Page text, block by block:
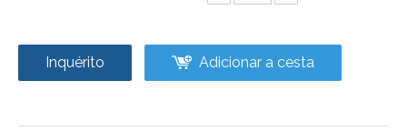
Inquérito Adicionar a cesta